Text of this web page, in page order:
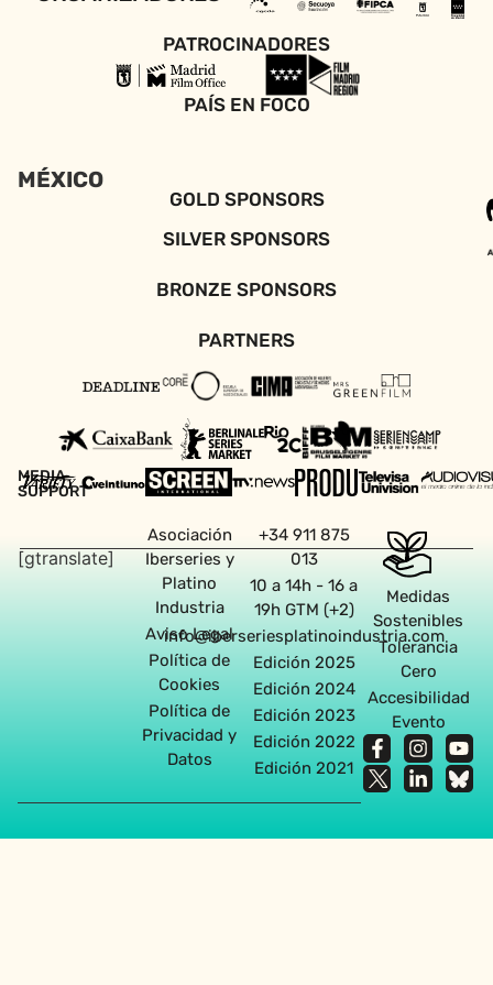
PATROCINADORES
PAÍS EN FOCO
MÉXICO
GOLD SPONSORS
SILVER SPONSORS
BRONZE SPONSORS
PARTNERS
MEDIA
SUPPORT
[gtranslate]
Asociación
Iberseries y
Platino
Industria
Aviso Legal
Política de
Cookies
Política de
Privacidad y
Datos
+34 911 875
013
10 a 14h - 16 a
19h GTM (+2)
info@iberseriesplatinoindustria.com
Edición 2025
Edición 2024
Edición 2023
Edición 2022
Edición 2021
Medidas
Sostenibles
Tolerancia
Cero
Accesibilidad
Evento